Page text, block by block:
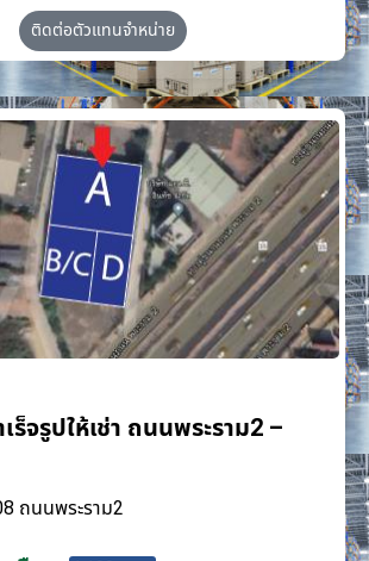
ติดต่อตัวแทนจำหน่าย
ร็จรูปให้เช่า ถนนพระราม2 –
ถนนพระราม2